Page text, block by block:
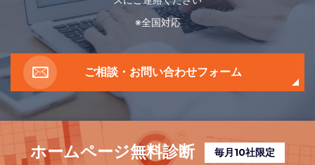
※全国対応
ご相談・お問い合わせフォーム
ホームページ無料診断 毎月10社限定